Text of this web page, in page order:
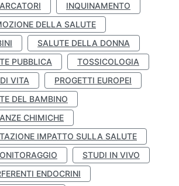
INQUINAMENTO
DELLA SALUTE
SALUTE DELLA DONNA
PUBBLICA
TOSSICOLOGIA
VITA
PROGETTI EUROPEI
DEL BAMBINO
CHIMICHE
IMPATTO SULLA SALUTE
STUDI IN VIVO
ENDOCRINI